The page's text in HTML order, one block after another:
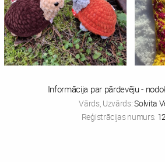
Informācija par pārdevēju -
Vārds, Uzvārds:Solvita
Reģistrācijas numurs: